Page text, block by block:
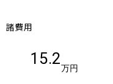
諸費用
15.2
万円